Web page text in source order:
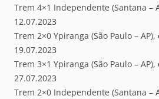
Trem 4×1 Independente (Santana –
12.07.2023
Trem 2×0 Ypiranga (São Paulo –
19.07.2023
Trem 3×1 Ypiranga (São Paulo –
27.07.2023
Trem 2×0 Independente (Santana –